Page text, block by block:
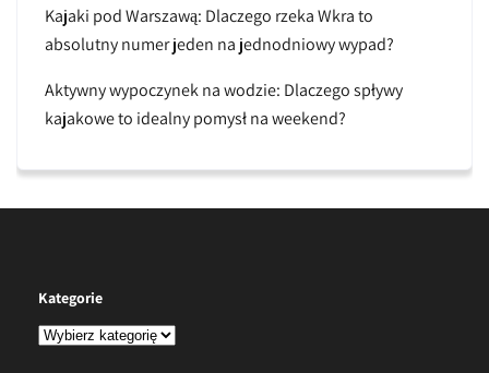
Kajaki pod Warszawą: Dlaczego rzeka Wkra to
absolutny numer jeden na jednodniowy wypad?
Aktywny wypoczynek na wodzie: Dlaczego spływy
kajakowe to idealny pomysł na weekend?
Kategorie
Kategorie